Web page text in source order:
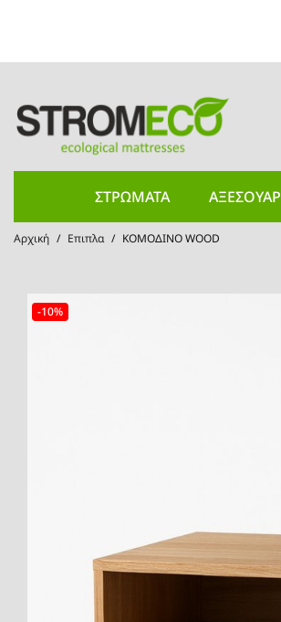
ΣΤΡΏΜΑΤΑ ΑΞΕΣΟΥΆΡ
Αρχική Επιπλα ΚΟΜΟΔΙΝΟ WOOD
-10%